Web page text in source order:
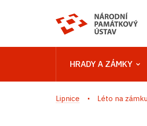
HRADY A ZÁMKY
Lipnice Léto na